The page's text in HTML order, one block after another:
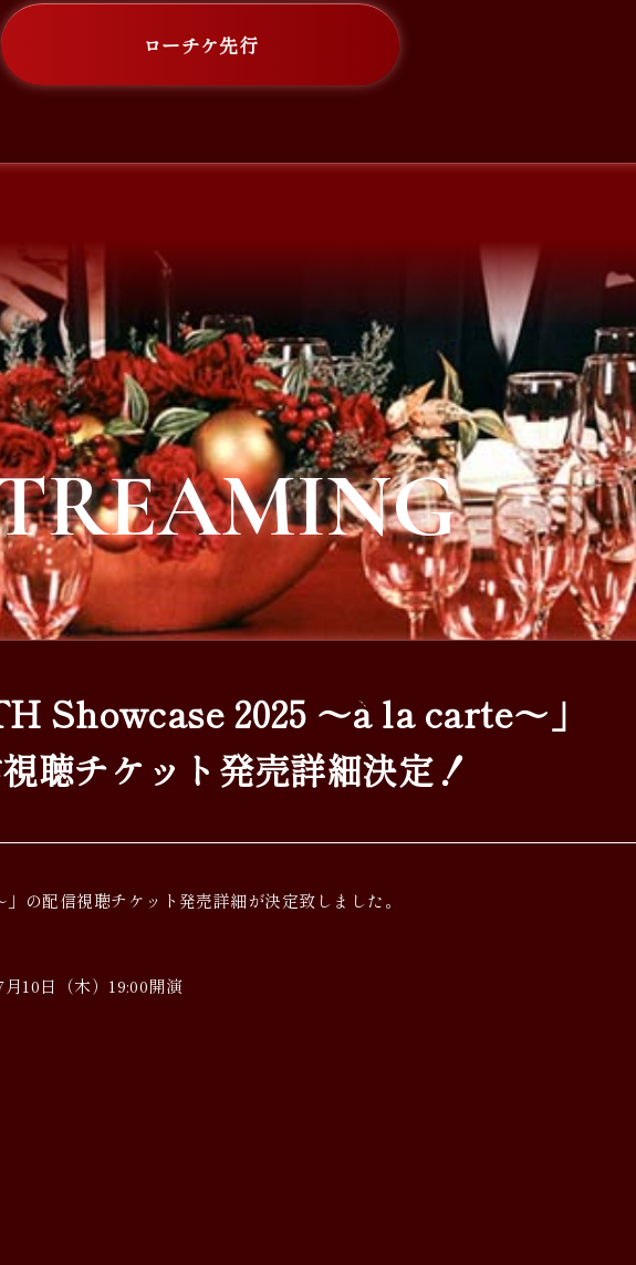
ローチケ先行
Showcase 2025 ～à la carte～」
聴チケット発売詳細決定！
の配信視聴チケット発売詳細が決定致しました。
10日（木）19:00開演